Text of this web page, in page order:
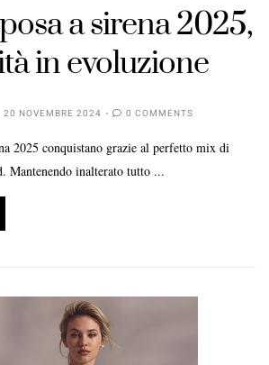
a sirena 2025,
in evoluzione
20 NOVEMBRE 2024 0 COMMENTS
2025 conquistano grazie al perfetto mix di
Mantenendo inalterato tutto ...